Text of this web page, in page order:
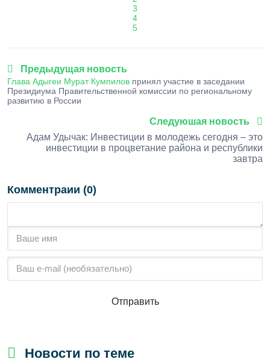
3
4
5
Предыдущая новость
Глава Адыгеи Мурат Кумпилов принял участие в заседании
Президиума Правительственной комиссии по региональному
развитию в России
Следуюшая новость
Адам Удычак: Инвестиции в молодежь сегодня – это
инвестиции в процветание района и республики
завтра
Комментраии (0)
Отправить
Новости по теме